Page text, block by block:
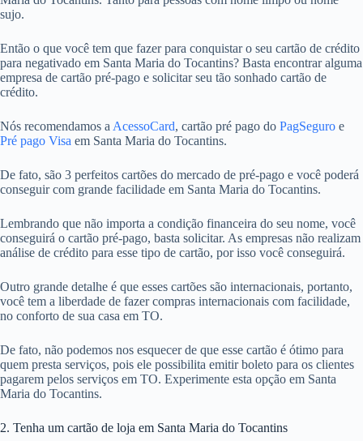
sujo.
Então o que você tem que fazer para conquistar o seu cartão de crédito
para negativado em Santa Maria do Tocantins? Basta encontrar alguma
empresa de cartão pré-pago e solicitar seu tão sonhado cartão de
crédito.
Nós recomendamos a AcessoCard, cartão pré pago do PagSeguro e
Pré pago Visa em Santa Maria do Tocantins.
De fato, são 3 perfeitos cartões do mercado de pré-pago e você poderá
conseguir com grande facilidade em Santa Maria do Tocantins.
Lembrando que não importa a condição financeira do seu nome, você
conseguirá o cartão pré-pago, basta solicitar. As empresas não realizam
análise de crédito para esse tipo de cartão, por isso você conseguirá.
Outro grande detalhe é que esses cartões são internacionais, portanto,
você tem a liberdade de fazer compras internacionais com facilidade,
no conforto de sua casa em TO.
De fato, não podemos nos esquecer de que esse cartão é ótimo para
quem presta serviços, pois ele possibilita emitir boleto para os clientes
pagarem pelos serviços em TO. Experimente esta opção em Santa
Maria do Tocantins.
2. Tenha um cartão de loja em Santa Maria do Tocantins